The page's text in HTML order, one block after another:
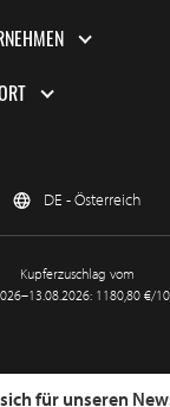
DE - Österreich
Kupferzuschlag vom
1180,80 €/
für unseren